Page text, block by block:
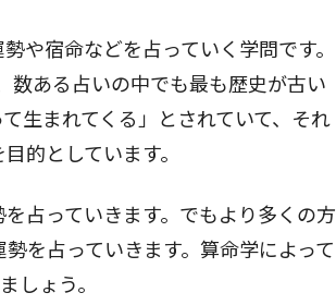
や宿命などを占っていく学問です。
数ある占いの中でも最も歴史が古い
生まれてくる」とされていて、それ
的としています。
占っていきます。でもより多くの方
を占っていきます。算命学によって
しょう。